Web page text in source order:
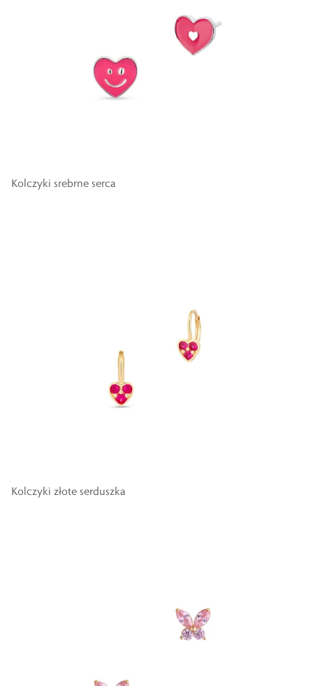
Kolczyki srebrne serca
Kolczyki złote serduszka